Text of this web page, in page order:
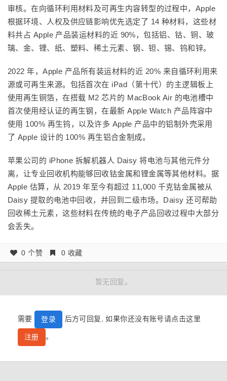
审核。在向循环利用材料及可再生内容转型的过程中，Apple
根据环境、人权及供应链影响优先选定了 14 种材料，这些材
料共占 Apple 产品装运材料的近 90%，包括铝、钴、铜、玻
璃、金、锂、纸、塑料、稀土元素、钢、钽、锡、钨和锌。
2022 年，Apple 产品所有装运材料的近 20% 来自循环利用来
源或可再生来源。包括首次在 iPad（第十代）的主逻辑板上
使用再生铜箔，在搭载 M2 芯片的 MacBook Air 的电池槽中
首次使用经认证的再生钢，在最新 Apple Watch 产品阵容中
使用 100% 再生钨，以及许多 Apple 产品中的铝制外壳采用
了 Apple 设计的 100% 再生铝合金制成。
苹果公司的 iPhone 拆解机器人 Daisy 将电池与其他元件分
离，让专业回收机构能够回收钴金属和锂金属等其他材料。据
Apple 估算，从 2019 年至今有超过 11,000 千克钴金属被从
Daisy 提取的电池中回收，并回到二级市场。Daisy 还可帮助
回收稀土元素，这些材料在传统的电子产品回收过程中大部分
会丢失。
0 个赞 0 收藏
暂无回复。
需要 登录 后方可回复, 如果你还没有账号请点击这里
注册 。